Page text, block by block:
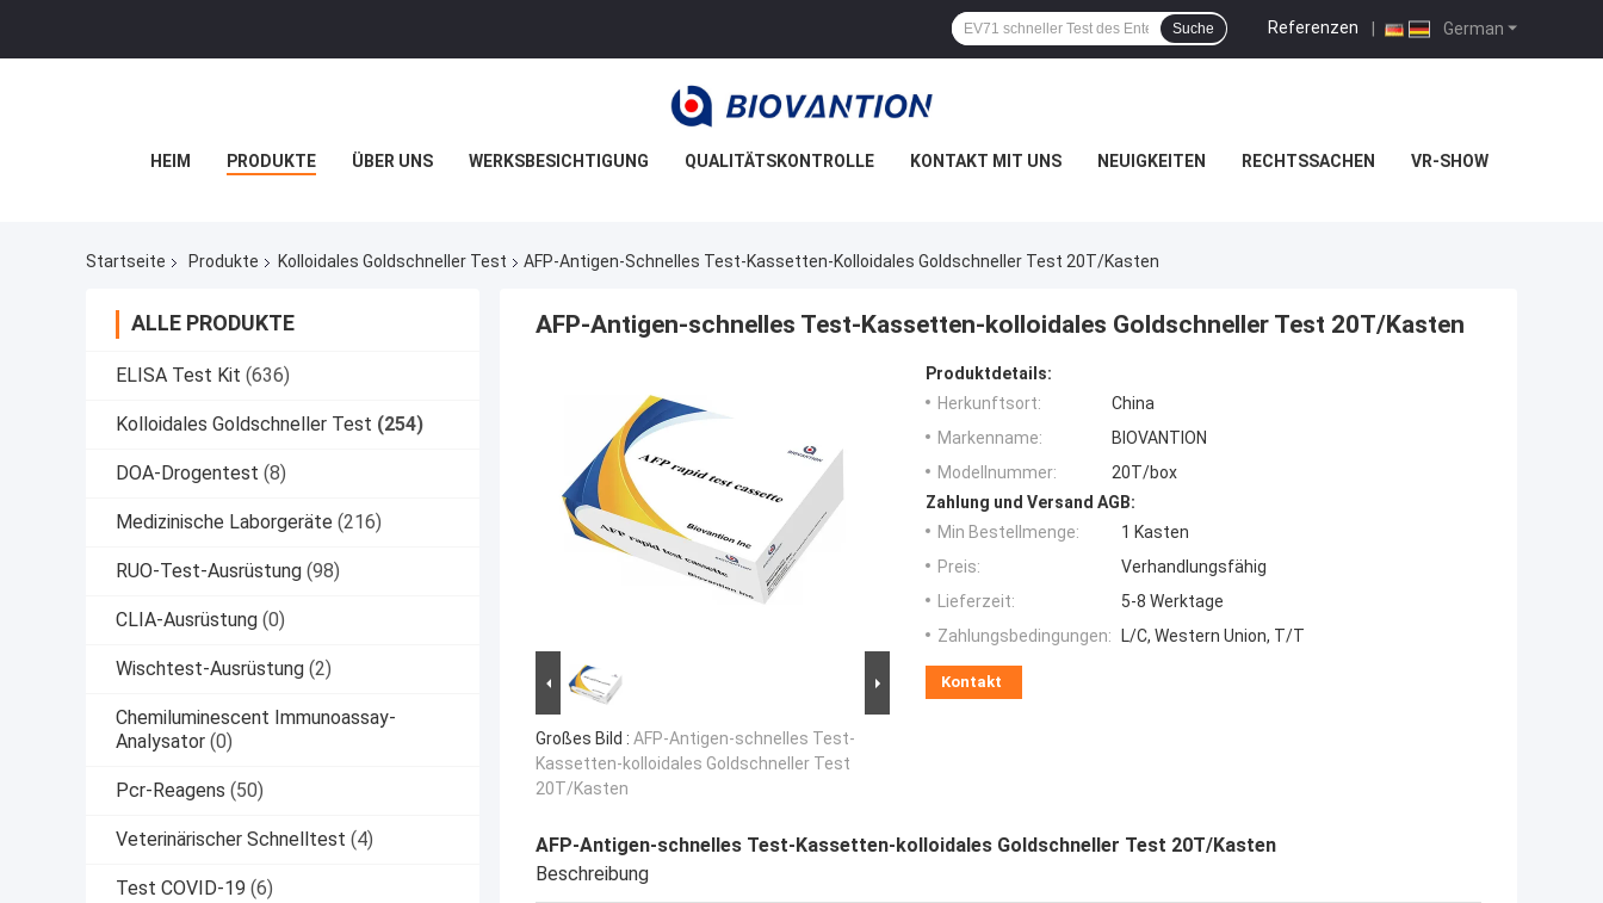
German
Referenzen |
Suche
HEIM PRODUKTE ÜBER UNS WERKSBESICHTIGUNG QUALITÄTSKONTROLLE KONTAKT MIT UNS NEUIGKEITEN RECHTSSACHEN VR-SHOW
Startseite Produkte Kolloidales Goldschneller Test AFP-Antigen-Schnelles Test-Kassetten-Kolloidales Goldschneller Test 20T/Kasten
ALLE PRODUKTE
ELISA Test Kit (636)
Kolloidales Goldschneller Test (254)
DOA-Drogentest (8)
Medizinische Laborgeräte (216)
RUO-Test-Ausrüstung (98)
CLIA-Ausrüstung (0)
Wischtest-Ausrüstung (2)
Chemiluminescent Immunoassay-
Analysator (0)
Pcr-Reagens (50)
Veterinärischer Schnelltest (4)
Test COVID-19 (6)
AFP-Antigen-schnelles Test-Kassetten-kolloidales Goldschneller Test 20T/Kasten
Großes Bild : AFP-Antigen-schnelles Test-
Kassetten-kolloidales Goldschneller Test
20T/Kasten
Produktdetails:
Herkunftsort:
China
Markenname:
BIOVANTION
Modellnummer:
20T/box
Zahlung und Versand AGB:
Min Bestellmenge:
1 Kasten
Preis:
Verhandlungsfähig
Lieferzeit:
5-8 Werktage
Zahlungsbedingungen:
L/C, Western Union, T/T
Kontakt
AFP-Antigen-schnelles Test-Kassetten-kolloidales Goldschneller Test 20T/Kasten
Beschreibung